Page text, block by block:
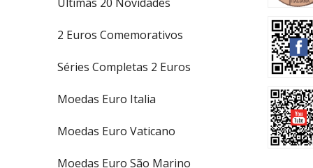
2 Euros Comemorativos
Séries Completas 2 Euros
Moedas Euro Italia
Moedas Euro Vaticano
Moedas Euro São Marino